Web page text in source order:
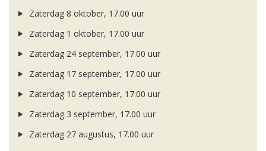
Zaterdag 8 oktober, 17.00 uur
Zaterdag 1 oktober, 17.00 uur
Zaterdag 24 september, 17.00 uur
Zaterdag 17 september, 17.00 uur
Zaterdag 10 september, 17.00 uur
Zaterdag 3 september, 17.00 uur
Zaterdag 27 augustus, 17.00 uur